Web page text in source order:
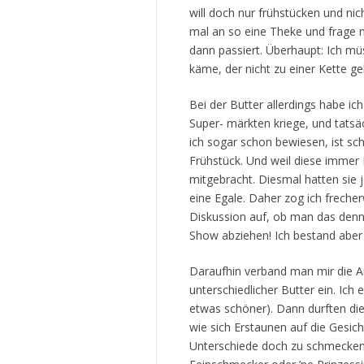
will doch nur frühstücken und
mal an so eine Theke und frage
dann passiert. Überhaupt: Ich
käme, der nicht zu einer Kette
Bei der Butter allerdings habe
Super- märkten kriege, und
ich sogar schon bewiesen, ist
Frühstück. Und weil diese
mitgebracht. Diesmal hatten sie
eine Egale. Daher zog ich
Diskussion auf, ob man das
Show abziehen! Ich bestand
Daraufhin verband man mir die
unterschiedlicher Butter ein. Ich
etwas schöner). Dann durften
wie sich Erstaunen auf die
Unterschiede doch zu